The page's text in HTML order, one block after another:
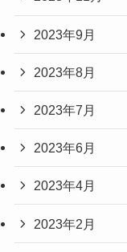
2023年9月
2023年8月
2023年7月
2023年6月
2023年4月
2023年2月